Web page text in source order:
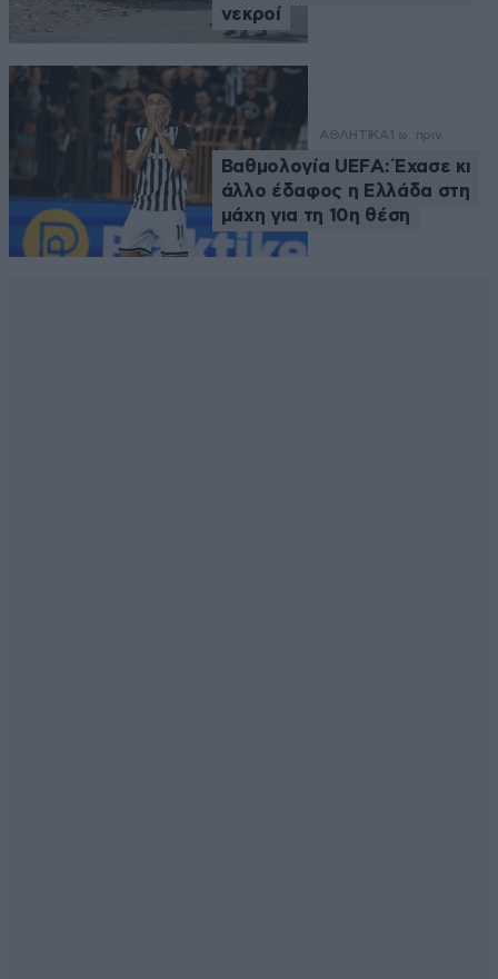
νεκροί
ΑΘΛΗΤΙΚΑ 1 ω. πριν
Βαθμολογία UEFA: Έχασε κι
άλλο έδαφος η Ελλάδα στη
μάχη για τη 10η θέση